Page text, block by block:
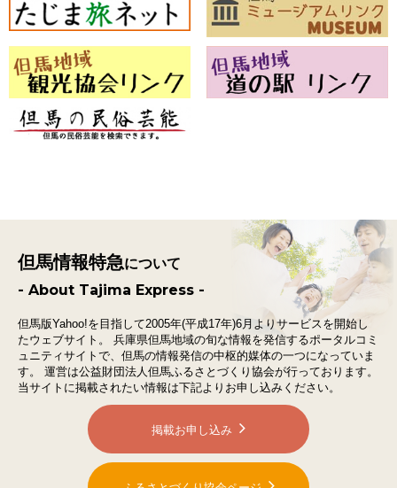
但馬情報特急について
- About Tajima Express -
但馬版Yahoo!を目指して2005年(平成17年)6月よりサービスを開始し
たウェブサイト。
兵庫県但馬地域の旬な情報を発信するポータルコミ
ュニティサイトで、 但馬の情報発信の中枢的媒体の一つになっていま
す。
運営は公益財団法人但馬ふるさとづくり協会が行っております。
当サイトに掲載されたい情報は下記よりお申し込みください。
掲載お申し込み